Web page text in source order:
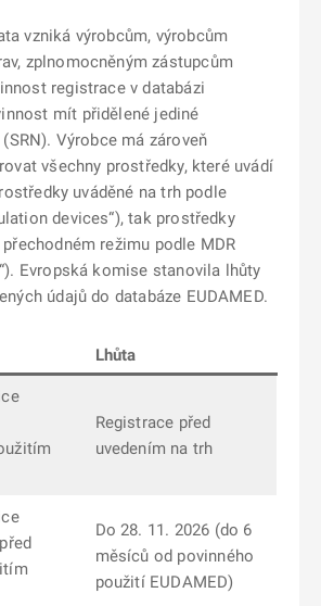
vzniká výrobcům, výrobcům
zplnomocněným zástupcům
registrace v databázi
mít přidělené jediné
Výrobce má zároveň
všechny prostředky, které uvádí
uváděné na trh podle
devices“), tak prostředky
režimu podle MDR
Evropská komise stanovila lhůty
údajů do databáze EUDAMED.
Lhůta
Registrace před
uvedením na trh
Do 28. 11. 2026 (do 6
měsíců od povinného
použití EUDAMED)